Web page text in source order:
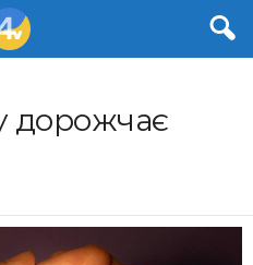
дорожчає